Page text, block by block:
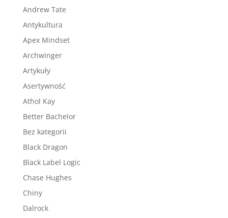
Andrew Tate
Antykultura
Apex Mindset
Archwinger
Artykuły
Asertywność
Athol Kay
Better Bachelor
Bez kategorii
Black Dragon
Black Label Logic
Chase Hughes
Chiny
Dalrock